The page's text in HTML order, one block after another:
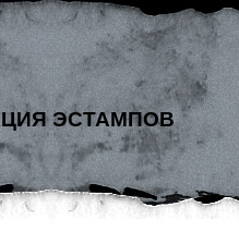
ЭСТАМПОВ